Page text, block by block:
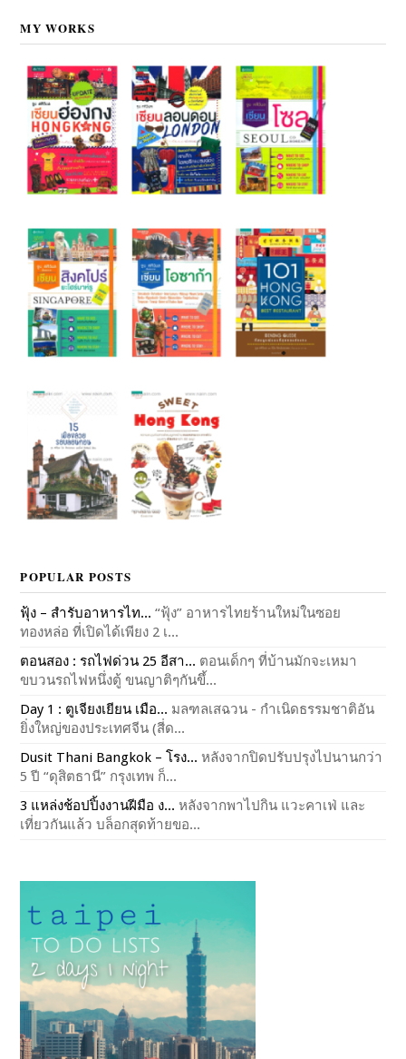
MY WORKS
POPULAR POSTS
ฟุ้ง – สำรับอาหารไท... “ฟุ้ง” อาหารไทยร้านใหม่ในซอย
ทองหล่อ ที่เปิดได้เพียง 2 เ...
ตอนสอง : รถไฟด่วน 25 อีสา... ตอนเด็กๆ ที่บ้านมักจะเหมา
ขบวนรถไฟหนึ่งตู้ ขนญาติๆกันขึ้...
Day 1 : ตูเจียงเยียน เมือ... มลฑลเสฉวน - กำเนิดธรรมชาติอัน
ยิ่งใหญ่ของประเทศจีน (สี่ด...
Dusit Thani Bangkok – โรง... หลังจากปิดปรับปรุงไปนานกว่า
5 ปี “ดุสิตธานี” กรุงเทพ ก็...
3 แหล่งช้อปปิ้งงานฝีมือ ง... หลังจากพาไปกิน แวะคาเฟ่ และ
เที่ยวกันแล้ว บล็อกสุดท้ายขอ...